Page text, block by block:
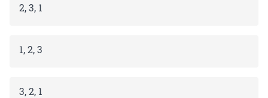
2, 3, 1
1, 2, 3
3, 2, 1